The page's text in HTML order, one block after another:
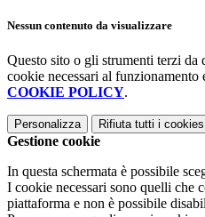
Nessun contenuto da visualizzare
Questo sito o gli strumenti terzi
cookie necessari al
COOKIE POLICY.
Personalizza Rifiuta tutti i cookies
Gestione cookie
In questa schermata è possibile
I cookie necessari sono quelli che
piattaforma e non è possibile